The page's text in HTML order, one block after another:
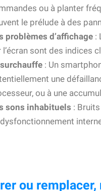
ou à planter
le prélude à des
problèmes d’affichage :
l’écran sont des indices
: Un
une
ou à une
sons inhabituels :
ou